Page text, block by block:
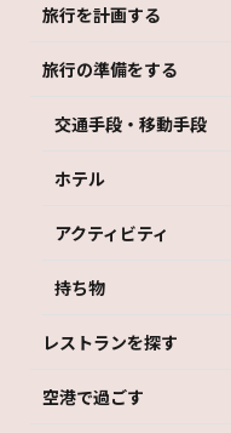
旅行を計画する
旅行の準備をする
交通手段・移動手段
ホテル
アクティビティ
持ち物
レストランを探す
空港で過ごす